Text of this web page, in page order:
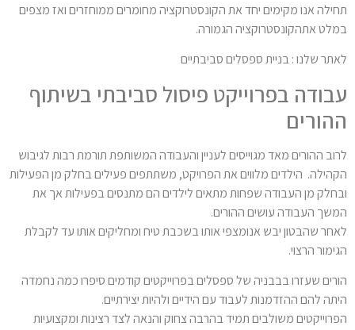
תחילה אנו מקימים יחד את הקונסטרוקציה מחומרים ממוחזרים ואז מצפים
במלט אתהקונסטרוקציה הגמורה.
לאתר שלנו : בניית ספסלים סביבתיים
עבודה בפרוייקט פיסול סביבתי בשיתוף
ההורים
לרוב ההורים מאד מגוייסים לעניין והעבודה המשותפת תורמת רבות לגיבוש
הקהילה. הילדים מלווים את הפרויקט, משתתפים פעילים בחלק מן הפעילות
ובחלק מן העבודה שפחות מתאים לילדים הם מתנסים בפעילות אך את
המשך העבודה עושים ההורים.
לאחר שהבטון יבש אנומצפי אותו בשכבת טיח ומחליקים אותו עד לקבלת
הגימור הרצוי.
הורים שעזרו בבבניה של ספסלים בפרוייקטים קודמים סיפרו כמה נחמדה
היתה להם ההזדמנות לעבוד עם הידיים ולהיות יצירתיים.
הפרוייקטים משולבים תמיד בהרבה צחוק והנאה לצד רצינות ומקצועיות